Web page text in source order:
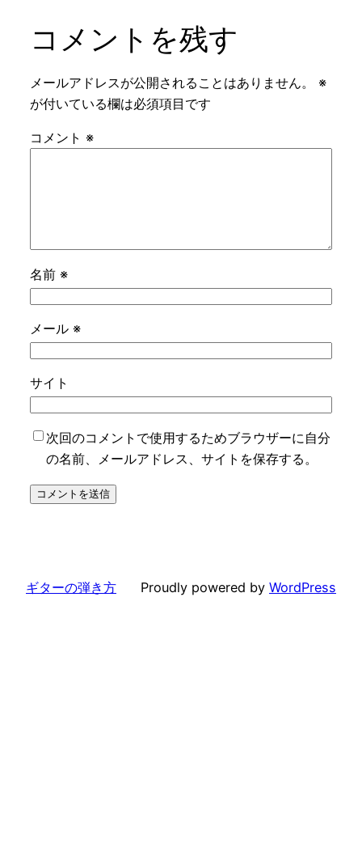
コメントを残す
メールアドレスが公開されることはありません。
※
が付いている欄は必須項目です
コメント ※
名前 ※
メール ※
サイト
次回のコメントで使用するためブラウザーに自分
の名前、メールアドレス、サイトを保存する。
ギターの弾き方 Proudly powered by WordPress